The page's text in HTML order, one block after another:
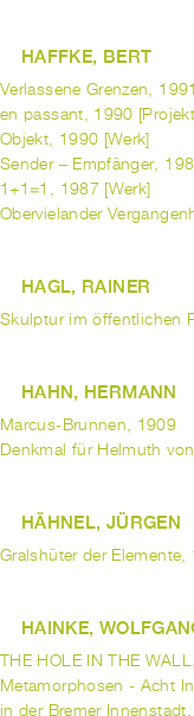
HAFFKE, BERT
Verlassene Grenzen,
en passant, 1990 [Projekt]
Objekt, 1990 [Werk]
Sender – Empfänger,
1+1=1, 1987 [Werk]
Obervielander
HAGL, RAINER
Skulptur im öffentlichen
HAHN, HERMANN
Marcus-Brunnen, 1909
Denkmal für Helmuth
HÄHNEL, JÜRGEN
Gralshüter der Elemente,
HAINKE,
THE HOLE IN THE
Metamorphosen - Acht
in der Bremer